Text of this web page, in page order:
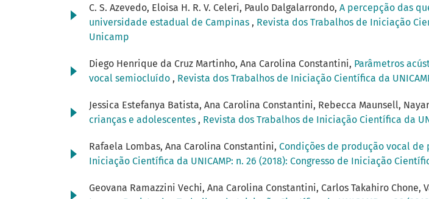
C. S. Azevedo, Eloisa H. R. V. Celeri, Paulo Dalgalarrondo, A percepção das
universidade estadual de Campinas , Revista dos Trabalhos de Iniciação
Unicamp
Diego Henrique da Cruz Martinho, Ana Carolina Constantini, Parâmetros
vocal semiocluído , Revista dos Trabalhos de Iniciação Científica da
Jessica Estefanya Batista, Ana Carolina Constantini, Rebecca Maunsell,
crianças e adolescentes , Revista dos Trabalhos de Iniciação Científica da
Rafaela Lombas, Ana Carolina Constantini, Condições de produção vocal
Iniciação Científica da UNICAMP: n. 26 (2018): Congresso de Iniciação
Geovana Ramazzini Vechi, Ana Carolina Constantini, Carlos Takahiro Chone,